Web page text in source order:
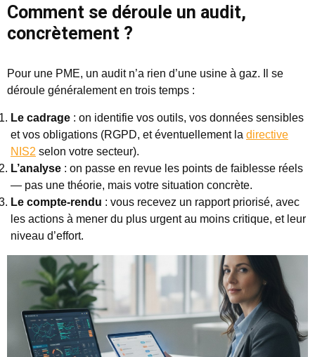
Comment se déroule un audit,
concrètement ?
Pour une PME, un audit n’a rien d’une usine à gaz. Il se
déroule généralement en trois temps :
Le cadrage : on identifie vos outils, vos données sensibles
et vos obligations (RGPD, et éventuellement la directive
NIS2 selon votre secteur).
L’analyse : on passe en revue les points de faiblesse réels
— pas une théorie, mais votre situation concrète.
Le compte-rendu : vous recevez un rapport priorisé, avec
les actions à mener du plus urgent au moins critique, et leur
niveau d’effort.